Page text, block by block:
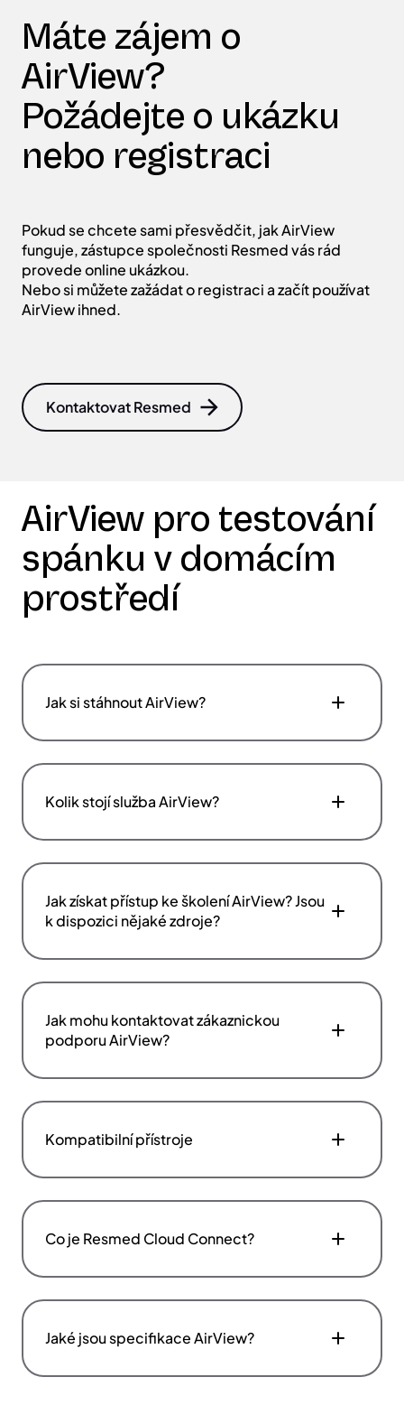
Máte zájem o
AirView?
Požádejte o ukázku
nebo registraci
Pokud se chcete sami přesvědčit, jak AirView
funguje, zástupce společnosti Resmed vás rád
provede online ukázkou.
Nebo si můžete zažádat o registraci a začít používat
AirView ihned.
Kontaktovat Resmed
AirView pro testování
spánku v domácím
prostředí
Jak si stáhnout AirView?
Kolik stojí služba AirView?
Jak získat přístup ke školení AirView? Jsou
k dispozici nějaké zdroje?
Jak mohu kontaktovat zákaznickou
podporu AirView?
Kompatibilní přístroje
Co je Resmed Cloud Connect?
Jaké jsou specifikace AirView?